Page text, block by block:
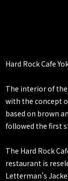
Hard Rock Cafe
The interior of
with the concept
based on brown
followed the first
The Hard Rock
restaurant is
Letterman's